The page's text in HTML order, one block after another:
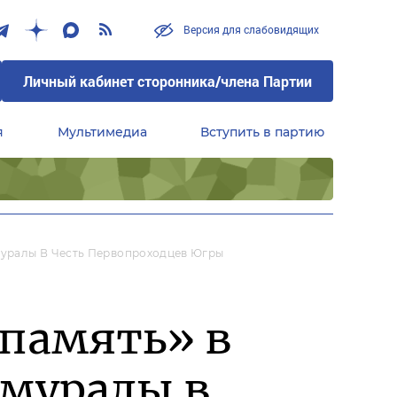
Версия для слабовидящих
Личный кабинет сторонника/члена Партии
Мультимедиа Вступить в партию
В Честь Первопроходцев Югры
в